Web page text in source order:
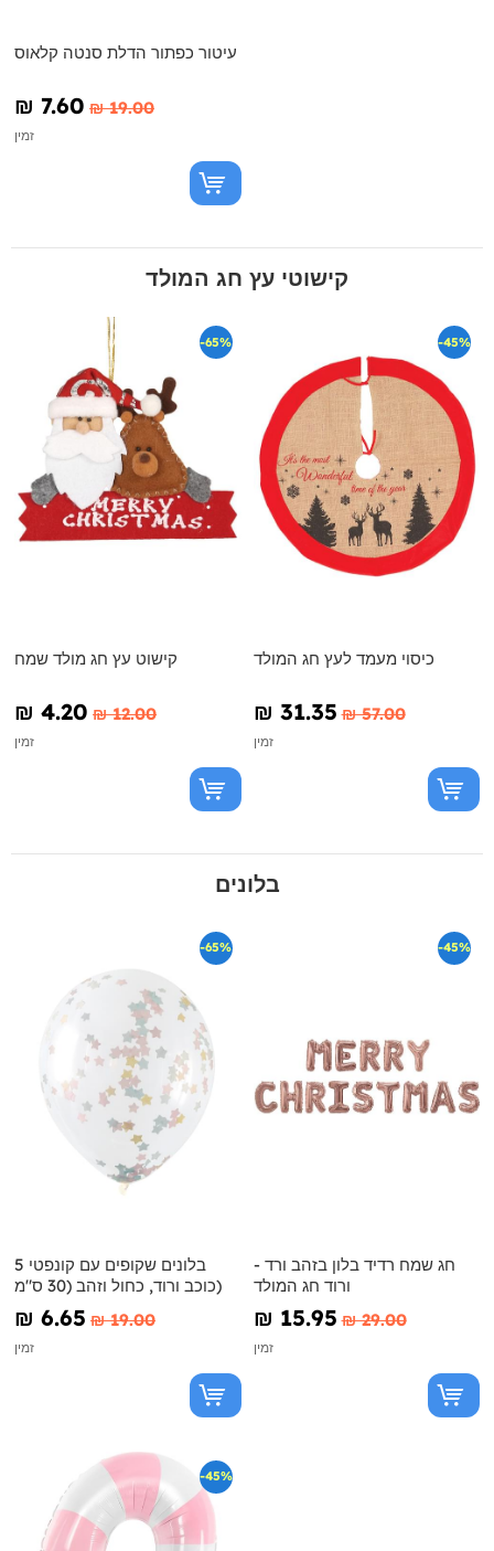
עיטור כפתור הדלת סנטה קלאוס
₪‎ 7.60 ₪‎ 19.00
זמין
קישוטי עץ חג המולד
-65%
קישוט עץ חג מולד שמח
₪‎ 4.20 ₪‎ 12.00
זמין
-45%
כיסוי מעמד לעץ חג המולד
₪‎ 31.35 ₪‎ 57.00
זמין
בלונים
-65%
5 בלונים שקופים עם קונפטי
כוכב ורוד, כחול וזהב (30 ס"מ)
₪‎ 6.65 ₪‎ 19.00
זמין
-45%
חג שמח רדיד בלון בזהב ורד -
ורוד חג המולד
₪‎ 15.95 ₪‎ 29.00
זמין
-45%